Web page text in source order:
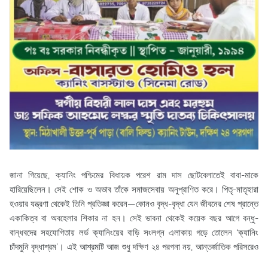
জানা গিয়েছে, ক্যানিং পশ্চিমের বিধায়ক পরেশ রাম দাস ছোটবেলাতেই বাবা-মাকে
হারিয়েছিলেন। সেই শোক ও অভাব তাঁকে সমাজসেবায় অনুপ্রাণিত করে। পিতৃ-মাতৃহারা
হওয়ার যন্ত্রণা থেকেই তিনি প্রতিজ্ঞা করেন—কোনও বৃদ্ধ-বৃদ্ধা যেন জীবনের শেষ প্রান্তে
একাকিত্ব বা অবহেলার শিকার না হন। সেই ভাবনা থেকেই কয়েক বছর আগে বন্ধু-
বান্ধবদের সহযোগিতায় লর্ড ক্যানিংয়ের বাড়ি সংলগ্ন এলাকায় গড়ে তোলেন ‘ক্যানিং
চাঁদমুনি বৃদ্ধাশ্রম’। এই আশ্রমটি আজ শুধু দক্ষিণ ২৪ পরগনা নয়, আন্তর্জাতিক পরিসরেও